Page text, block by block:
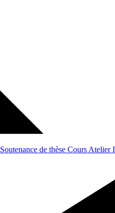
Soutenance de thèse Cours Atelier